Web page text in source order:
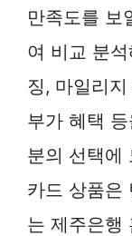
만족도를 보
여 비교 분
징, 마일리
부가 혜택
분의 선택에
카드 상품은
는 제주은행